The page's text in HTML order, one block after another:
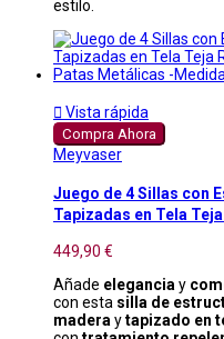
estilo.
 Vista rápida
Compra Ahora
Meyvaser
Juego de 4 Sillas con
Tapizadas en Tela
449,90 €
Añade elegancia y
con esta silla de
madera ytapizado en